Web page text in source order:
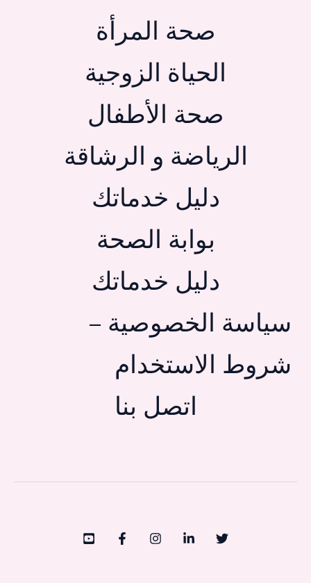
صحة المرأة
الحياة الزوجية
صحة الأطفال
الرياضة و الرشاقة
دليل خدماتك
بوابة الصحة
دليل خدماتك
سياسة الخصوصية –
شروط الاستخدام
اتصل بنا